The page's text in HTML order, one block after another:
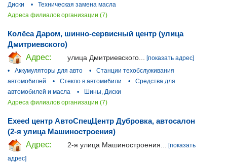
Диски
•
Техническая замена масла
Адреса филиалов организации (7)
Колёса Даром, шинно-сервисный центр (улица
Дмитриевского)
Адрес:
улица Дмитриевского...
[показать адрес]
•
Аккумуляторы для авто •
Станции техобслуживания
автомобилей
• Стекло в автомибили •
Средства для
автомобилей и масла
•
Шины, Диски
Адреса филиалов организации (7)
Exeed центр АвтоСпецЦентр Дубровка, автосалон
(2-я улица Машиностроения)
Адрес:
2-я улица Машиностроения... [показать
адрес]